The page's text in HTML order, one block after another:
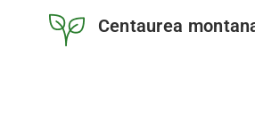
Centaurea